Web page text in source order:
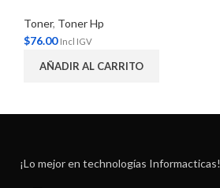
Toner, Toner Hp
$76.00 Incl IGV
AÑADIR AL CARRITO
¡Lo mejor en technologías Informacticas!